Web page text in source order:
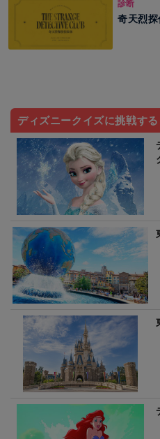
診断
奇天烈
ディズニークイズに挑戦する